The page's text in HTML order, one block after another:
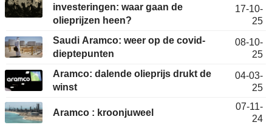
investeringen: waar gaan de
olieprijzen heen?
17-10-
25
Saudi Aramco: weer op de covid-
dieptepunten
08-10-
25
Aramco: dalende olieprijs drukt de
winst
04-03-
25
Aramco : kroonjuweel
07-11-
24